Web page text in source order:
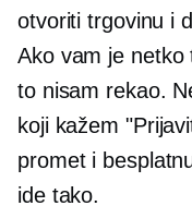
otvoriti trgovinu i
Ako vam je netko
to nisam rekao.
koji kažem
promet i
ide tako.